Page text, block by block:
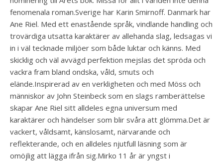
fenomenala roman.Sverige har Karin Smirnoff. Danmark har
Ane Riel. Med ett enastående språk, vindlande handling och
trovärdiga utsatta karaktärer av allehanda slag, ledsagas vi
in i väl tecknade miljöer som både luktar och känns. Med
skicklig och väl avvägd perfektion mejslas det spröda och
vackra fram bland ondska, våld, smuts och
elände.Inspirerad av en verkligheten och med Möss och
människor av John Steinbeck som en slags ramberättelse
skapar Ane Riel sitt alldeles egna universum med
karaktärer och händelser som blir svåra att glömma.Det är
vackert, våldsamt, känslosamt, närvarande och
reflekterande, och en alldeles njutfull läsning som är
omöjlig att lägga ifrån sig.Mirko 11 år är yngst i